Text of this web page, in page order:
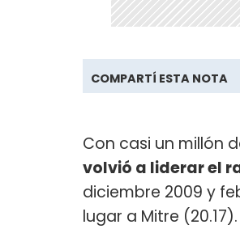
COMPARTÍ ESTA NOTA
Con casi un millón
volvió a liderar el
diciembre 2009 y
lugar a Mitre